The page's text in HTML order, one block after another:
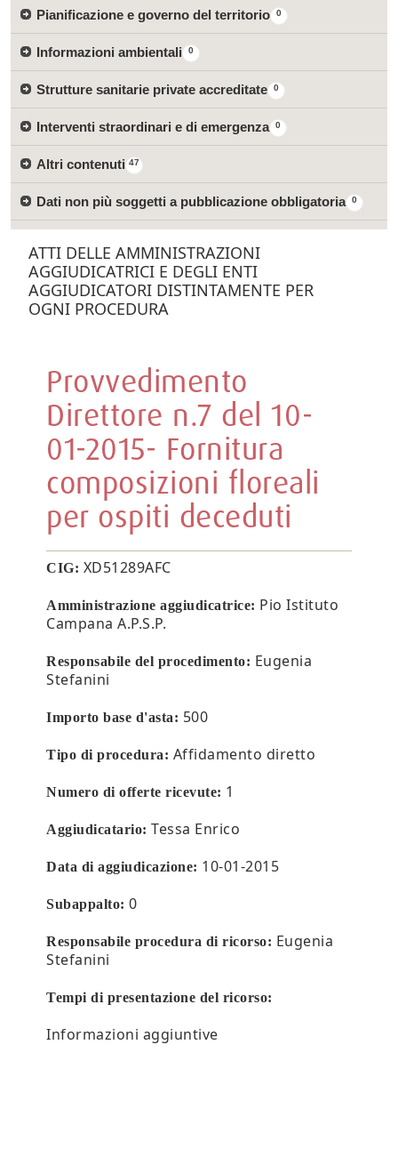
0
Pianificazione e governo del territorio
0
Informazioni ambientali
0
Strutture sanitarie private accreditate
0
Interventi straordinari e di emergenza
47
Altri contenuti
0
Dati non più soggetti a pubblicazione obbligatoria
ATTI DELLE AMMINISTRAZIONI
AGGIUDICATRICI E DEGLI ENTI
AGGIUDICATORI DISTINTAMENTE PER
OGNI PROCEDURA
Provvedimento
Direttore n.7 del 10-
01-2015- Fornitura
composizioni floreali
per ospiti deceduti
CIG: XD51289AFC
Amministrazione aggiudicatrice: Pio Istituto
Campana A.P.S.P.
Responsabile del procedimento: Eugenia
Stefanini
Importo base d'asta: 500
Tipo di procedura: Affidamento diretto
Numero di offerte ricevute: 1
Aggiudicatario: Tessa Enrico
Data di aggiudicazione: 10-01-2015
Subappalto: 0
Responsabile procedura di ricorso: Eugenia
Stefanini
Tempi di presentazione del ricorso:
Informazioni aggiuntive